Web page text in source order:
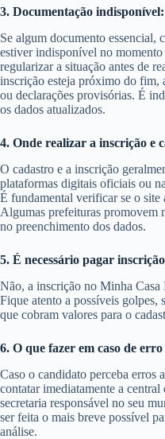
3. Documentação
Se algum documento essencial,
estiver indisponível no
regularizar a situação antes de
inscrição esteja próximo do fim,
ou declarações provisórias. É
os dados atualizados.
4. Onde realizar a inscrição e
O cadastro e a inscrição
plataformas digitais oficiais ou
É fundamental verificar se o site
Algumas prefeituras promovem
no preenchimento dos dados.
5. É necessário pagar
Não, a inscrição no Minha
Fique atento a possíveis golpes,
que cobram valores para o
6. O que fazer em caso de
Caso o candidato perceba erros
contatar imediatamente a
secretaria responsável no seu
ser feita o mais breve possível
análise.